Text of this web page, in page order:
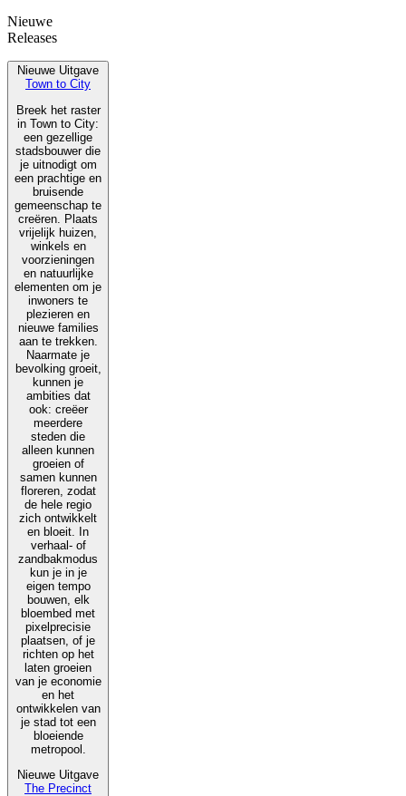
Nieuwe
Releases
Nieuwe Uitgave
Town to City
Breek het raster
in Town to City:
een gezellige
stadsbouwer die
je uitnodigt om
een prachtige en
bruisende
gemeenschap te
creëren. Plaats
vrijelijk huizen,
winkels en
voorzieningen
en natuurlijke
elementen om je
inwoners te
plezieren en
nieuwe families
aan te trekken.
Naarmate je
bevolking groeit,
kunnen je
ambities dat
ook: creëer
meerdere
steden die
alleen kunnen
groeien of
samen kunnen
floreren, zodat
de hele regio
zich ontwikkelt
en bloeit. In
verhaal- of
zandbakmodus
kun je in je
eigen tempo
bouwen, elk
bloembed met
pixelprecisie
plaatsen, of je
richten op het
laten groeien
van je economie
en het
ontwikkelen van
je stad tot een
bloeiende
metropool.
Nieuwe Uitgave
The Precinct